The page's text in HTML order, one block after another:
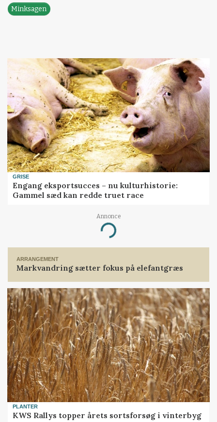
Minksagen
GRISE
Engang eksportsucces – nu kulturhistorie:
Gammel sæd kan redde truet race
Annonce
Loading...
ARRANGEMENT
Markvandring sætter fokus på elefantgræs
PLANTER
KWS Rallys topper årets sortsforsøg i vinterbyg